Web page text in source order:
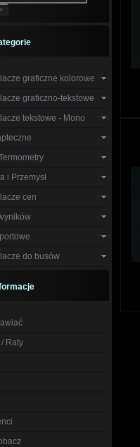
graficzne kolorowe
graficzno-tekstowe
tekstowe - Mono
i Przemysł
cen
do busów
Raty